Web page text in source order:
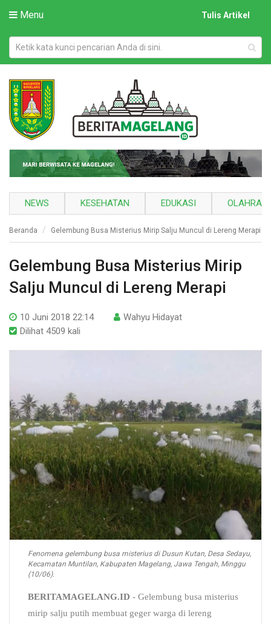
Menu Tulis Artikel
NEWS KESEHATAN EDUKASI
Beranda Gelembung Busa Misterius Mirip Salju Muncul di Lereng Merapi
Gelembung Busa Misterius Mirip
Salju Muncul di Lereng Merapi
10 Juni 2018 22:14
Wahyu Hidayat
Dilihat 4509 kali
Fenomena gelembung busa misterius di Dusun Kutan, Desa Sedayu,
Kecamatan Muntilan, Kabupaten Magelang, Jawa Tengah, Minggu
(10/06).
BERITAMAGELANG.ID - Gelembung busa misterius
mirip salju putih membuat geger warga di lereng